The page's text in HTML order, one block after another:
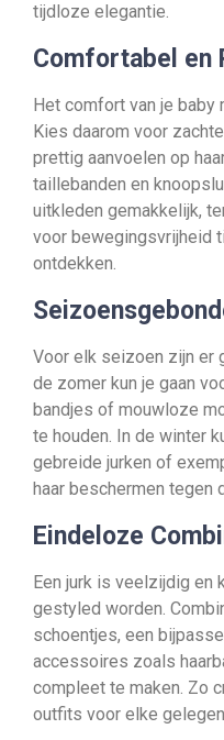
tijdloze elegantie.
Comfortabel en
Het comfort van je baby
Kies daarom voor
prettig aanvoelen op
taillebanden en
uitkleden gemakkelijk,
voor bewegingsvrijheid
ontdekken.
Voor elk seizoen zijn er
de zomer kun je gaan
bandjes of mouwloze
te houden. In de winter
gebreide jurken of
haar beschermen tegen
Eindeloze
Een jurk is veelzijdig en
gestyled worden.
schoentjes, een
accessoires zoals
compleet te maken. Zo
outfits voor elke